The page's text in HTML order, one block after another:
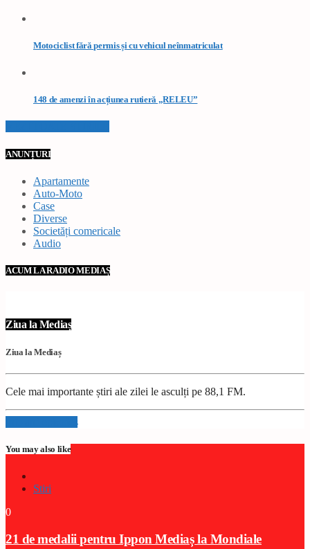
Motociclist fără permis și cu vehicul neînmatriculat
148 de amenzi în acțiunea rutieră „RELEU”
ANUNȚURI
Apartamente
Auto-Moto
Case
Diverse
Societăți comericale
Audio
ACUM LA RADIO MEDIAȘ
Ziua la Mediaș
Ziua la Mediaș
Cele mai importante știri ale zilei le asculți pe 88,1 FM.
Info and episodes
You may also like
Stiri
0
21 de medalii pentru Ippon Mediaș la Mondiale